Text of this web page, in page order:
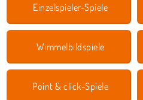
Einzelspieler-Spiele
Wimmelbildspiele
Point & click-Spiele